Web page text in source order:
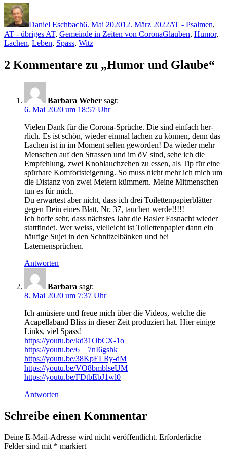
Autor
Daniel Eschbach6. Mai 202012. März 2022AT - Psalmen,
AT - übriges AT, Gemeinde in Zeiten von CoronaSchlagwörter
Glauben, Humor,
Lachen, Leben, Spass, Witz
2 Kommentare zu „Humor und Glaube“
Barbara Weber sagt:
6. Mai 2020 um 18:57 Uhr
Vie­len Dank für die Coro­na-Sprüche. Die sind ein­fach her­
rlich. Es ist schön, wieder ein­mal lachen zu kön­nen, denn das
Lachen ist in im Moment sel­ten gewor­den! Da wieder mehr
Men­schen auf den Strassen und im öV sind, sehe ich die
Empfehlung, zwei Knoblauchze­hen zu essen, als Tip für eine
spür­bare Kom­fort­steigerung. So muss nicht mehr ich mich um
die Dis­tanz von zwei Metern küm­mern. Meine Mit­men­schen
tun es für mich.
Du erwartest aber nicht, dass ich drei Toi­let­ten­pa­pierblät­ter
gegen Dein eines Blatt, Nr. 37, tauchen werde!!!!!
Ich hoffe sehr, dass näch­stes Jahr die Basler Fas­nacht wieder
stat­tfind­et. Wer weiss, vielle­icht ist Toi­let­ten­pa­pi­er dann ein
häu­fige Sujet in den Schnitzel­bänken und bei
Laternensprüchen.
Antworten
Barbara sagt:
8. Mai 2020 um 7:37 Uhr
Ich amüsiere und freue mich über die Videos, welche die
Acapella­band Bliss in dieser Zeit pro­duziert hat. Hier einige
Links, viel Spass!
https://youtu.be/kd31ObCX-1o
https://youtu.be/6__7nI6gshk
https://youtu.be/38KpELRy-dM
https://youtu.be/VO8bmblseUM
https://youtu.be/FDtbEbJ1wl0
Antworten
Schreibe einen Kommentar
Deine E-Mail-Adresse wird nicht veröffentlicht. Erforderliche
Felder sind mit * markiert